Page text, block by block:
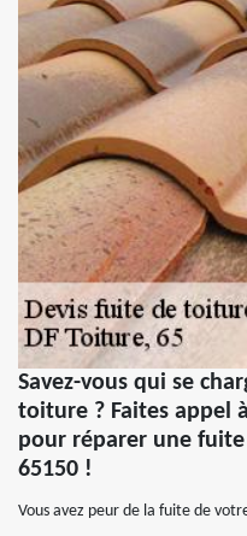
Savez-vous qui se
toiture ? Faites appel
pour réparer une
65150 !
Vous avez peur de la fuite de